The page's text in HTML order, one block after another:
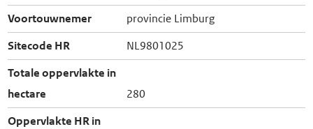
Voortouwnemer
provincie Limburg
Sitecode HR
NL9801025
Totale oppervlakte in
hectare
280
Oppervlakte HR in